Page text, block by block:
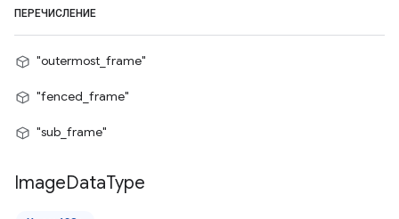
ПЕРЕЧИСЛЕНИЕ
"outermost_frame"
"fenced_frame"
"sub_frame"
ImageDataType